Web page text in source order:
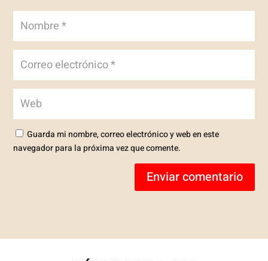
Guarda mi nombre, correo electrónico y web en este
navegador para la próxima vez que comente.
Enviar comentario